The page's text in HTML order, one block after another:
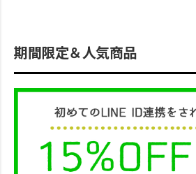
期間限定＆人気商品